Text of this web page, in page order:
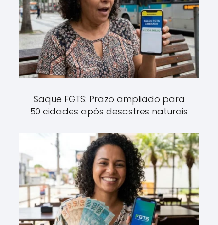
Saque FGTS: Prazo ampliado para
50 cidades após desastres naturais